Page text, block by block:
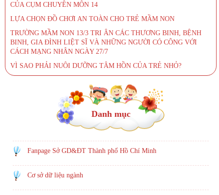
CỦA CỤM CHUYÊN MÔN 14
LỰA CHỌN ĐỒ CHƠI AN TOÀN CHO TRẺ MẦM NON
TRƯỜNG MẦM NON 13/3 TRI ÂN CÁC THƯƠNG BINH, BỆNH
BINH, GIA ĐÌNH LIỆT SĨ VÀ NHỮNG NGƯỜI CÓ CÔNG VỚI
CÁCH MẠNG NHÂN NGÀY 27/7
VÌ SAO PHẢI NUÔI DƯỠNG TÂM HỒN CỦA TRẺ NHỎ?
Danh mục
Fanpage Sở GD&ĐT Thành phố Hồ Chí Minh
Cơ sở dữ liệu ngành